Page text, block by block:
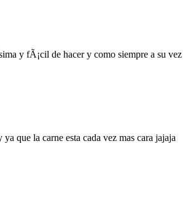
y fÃ¡cil de hacer y como siempre a su vez
que la carne esta cada vez mas cara jajaja